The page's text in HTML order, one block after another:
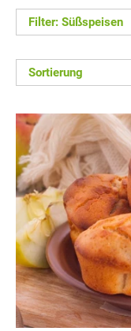
Filter: Süßspeisen
Sortierung